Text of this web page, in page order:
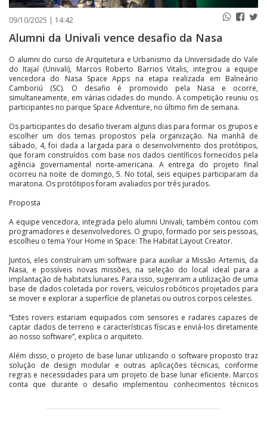
09/10/2025 | 14:42
Alumni da Univali vence desafio da Nasa
O alumni do curso de Arquitetura e Urbanismo da Universidade do Vale
do Itajaí (Univali), Marcos Roberto Barrios Vitalis, integrou a equipe
vencedora do Nasa Space Apps na etapa realizada em Balneário
Camboriú (SC). O desafio é promovido pela Nasa e ocorre,
simultaneamente, em várias cidades do mundo. A competição reuniu os
participantes no parque Space Adventure, no último fim de semana.
Os participantes do desafio tiveram alguns dias para formar os grupos e
escolher um dos temas propostos pela organização. Na manhã de
sábado, 4, foi dada a largada para o desenvolvimento dos protótipos,
que foram construídos com base nos dados científicos fornecidos pela
agência governamental norte-americana. A entrega do projeto final
ocorreu na noite de domingo, 5. No total, seis equipes participaram da
maratona. Os protótipos foram avaliados por três jurados.
Proposta
A equipe vencedora, integrada pelo alumni Univali, também contou com
programadores e desenvolvedores. O grupo, formado por seis pessoas,
escolheu o tema Your Home in Space: The Habitat Layout Creator.
Juntos, eles construíram um software para auxiliar a Missão Artemis, da
Nasa, e possíveis novas missões, na seleção do local ideal para a
implantação de habitats lunares. Para isso, sugeriram a utilização de uma
base de dados coletada por rovers, veículos robóticos projetados para
se mover e explorar a superfície de planetas ou outros corpos celestes.
“Estes rovers estariam equipados com sensores e radares capazes de
captar dados de terreno e características físicas e enviá-los diretamente
ao nosso software”, explica o arquiteto.
Além disso, o projeto de base lunar utilizando o software proposto traz
solução de design modular e outras aplicações técnicas, conforme
regras e necessidades para um projeto de base lunar eficiente. Marcos
conta que durante o desafio implementou conhecimentos técnicos